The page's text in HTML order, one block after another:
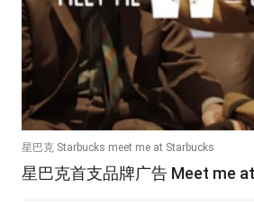
星巴克 Starbucks meet me at Starbucks
星巴克首支品牌广告 Meet me